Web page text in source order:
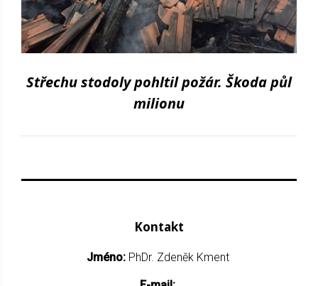
Střechu stodoly pohltil požár. Škoda půl
milionu
Kontakt
Jméno: PhDr. Zdeněk Kment